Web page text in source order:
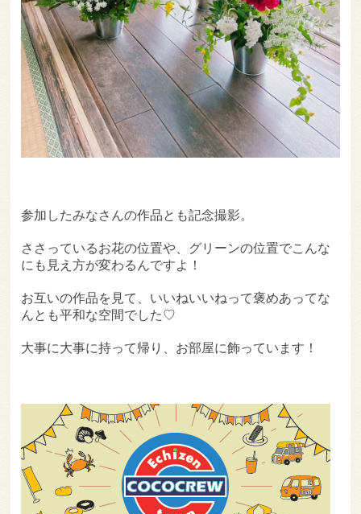
参加したみなさんの作品とも記念撮影。
ささっているお花の位置や、グリーンの位置でこんな
にも見え方が変わるんですよ！
お互いの作品を見て、いいねいいねって褒めあってな
んとも平和な空間でした♡
大事に大事に持って帰り、お部屋に飾っています！